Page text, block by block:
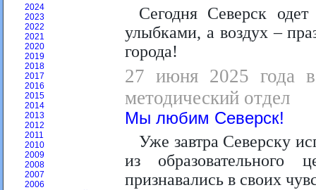
2024
2023
2022
2021
2020
2019
2018
2017
2016
2015
2014
2013
2012
2011
2010
2009
2008
2007
2006
Сегодня Северск
улыбками, а воздух –
города!
27 июня 2025 года в
методический отдел
Мы любим Северск!
Уже завтра Северску
из образовательного
признавались в своих